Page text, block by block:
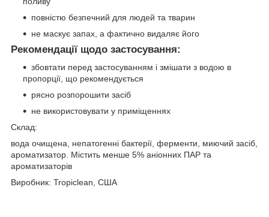
повністю безпечний для людей та тварин
не маскує запах, а фактично видаляє його
Рекомендації щодо застосування:
збовтати перед застосуванням і змішати з водою в
пропорції, що рекомендується
рясно розпорошити засіб
не використовувати у приміщеннях
Склад:
вода очищена, непатогенні бактерії, ферменти, миючий засіб,
ароматизатор. Містить менше 5% аніонних ПАР та
ароматизаторів
Виробник: Tropiclean, США